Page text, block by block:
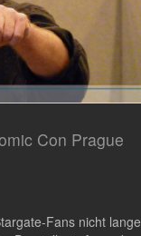
Con Prague
Fans nicht lange